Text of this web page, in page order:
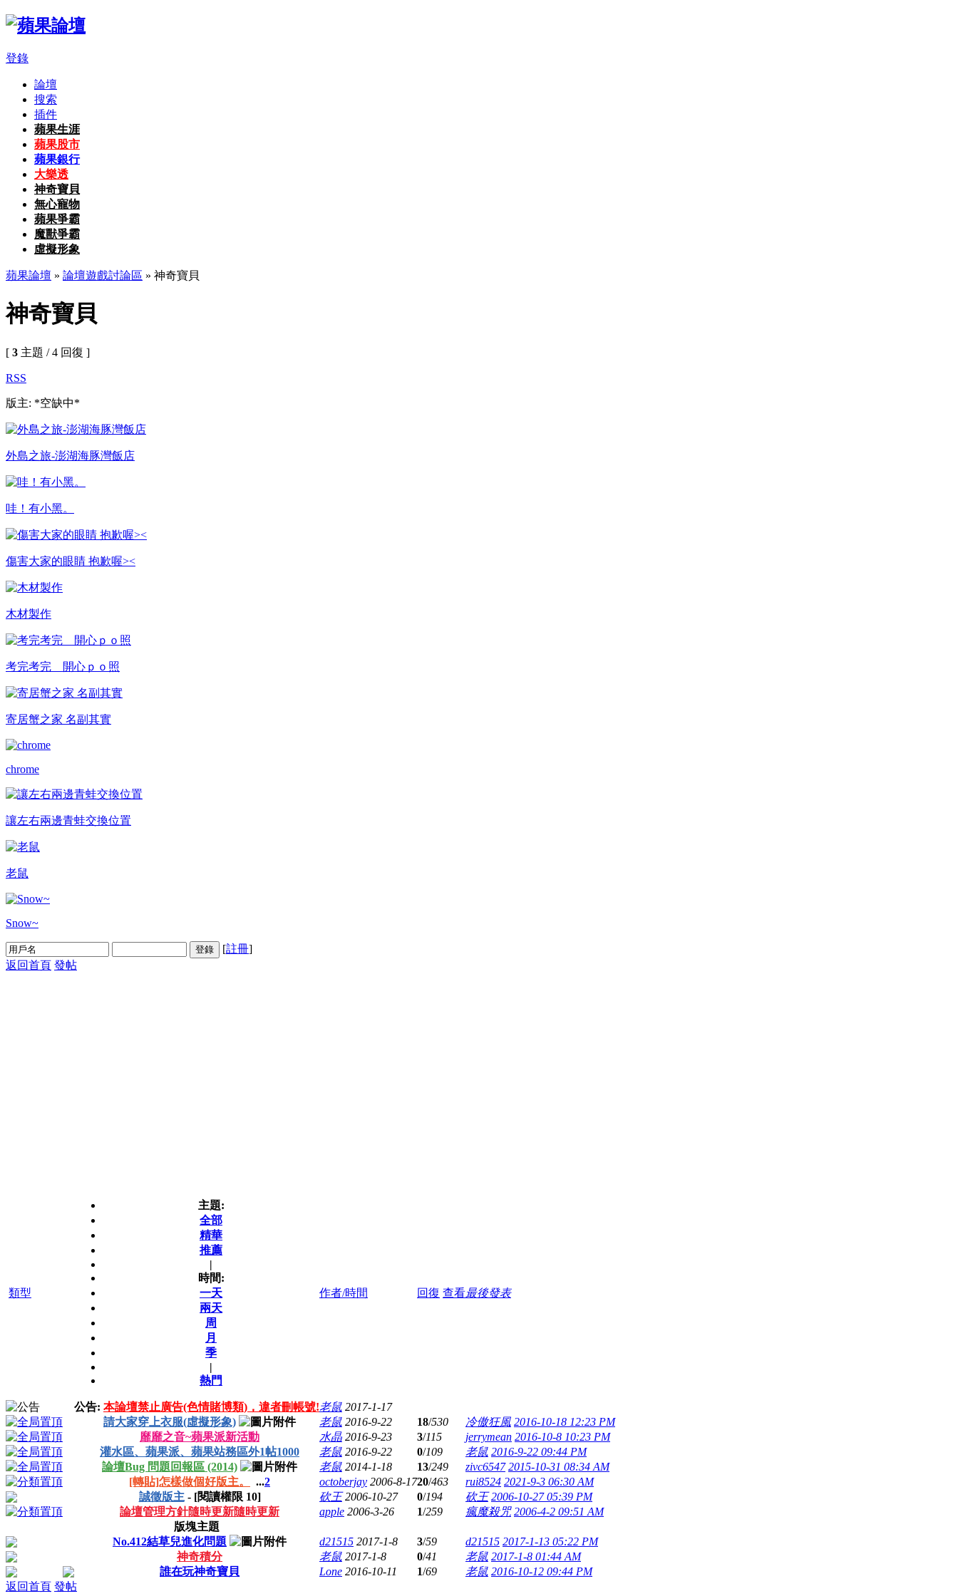
登錄
論壇
搜索
插件
蘋果生涯
蘋果股市
蘋果銀行
大樂透
神奇寶貝
無心寵物
蘋果爭霸
魔獸爭霸
虛擬形象
蘋果論壇 » 論壇遊戲討論區 » 神奇寶貝
神奇寶貝
[ 3 主題 / 4 回復 ]
RSS
版主: *空缺中*
外島之旅-澎湖海豚灣飯店
哇！有小黑。
傷害大家的眼睛 抱歉喔><
木材製作
考完考完 開心ｐｏ照
寄居蟹之家 名副其實
chrome
讓左右兩邊青蛙交換位置
老鼠
Snow~
登錄 [註冊]
返回首頁 發帖
類型
主題:
全部
精華
推薦
|
時間:
一天
兩天
周
月
季
|
熱門
作者/時間 回復 查看最後發表
公告: 本論壇禁止廣告(色情賭博類)，違者刪帳號!老鼠 2017-1-17
請大家穿上衣服(虛擬形象)
老鼠 2016-9-22 18/530 冷傲狂風 2016-10-18 12:23 PM
靡靡之音~蘋果派新活動
水晶 2016-9-23 3/115 jerrymean 2016-10-8 10:23 PM
灌水區、蘋果派、蘋果站務區外1帖1000
老鼠 2016-9-22 0/109 老鼠 2016-9-22 09:44 PM
論壇Bug 問題回報區 (2014)
老鼠 2014-1-18 13/249 zivc6547 2015-10-31 08:34 AM
[轉貼]怎樣做個好版主。
...2 octoberjay 2006-8-1720/463 rui8524 2021-9-3 06:30 AM
誠徵版主- [閱讀權限 10] 砍王 2006-10-27 0/194 砍王 2006-10-27 05:39 PM
論壇管理方針隨時更新隨時更新
apple 2006-3-26 1/259 瘋魔殺咒 2006-4-2 09:51 AM
版塊主題
No.412結草兒進化問題
d21515 2017-1-8 3/59 d21515 2017-1-13 05:22 PM
神奇積分
老鼠 2017-1-8 0/41 老鼠 2017-1-8 01:44 AM
誰在玩神奇寶貝
Lone 2016-10-11 1/69 老鼠 2016-10-12 09:44 PM
返回首頁 發帖